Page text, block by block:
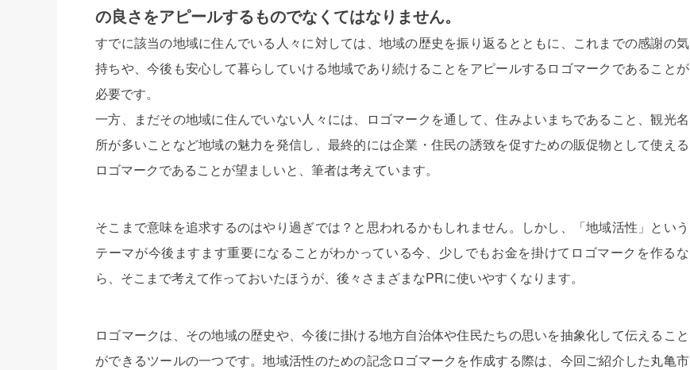
の良さをアピールするものでなくてはなりません。
すでに該当の地域に住んでいる人々に対しては、地域の歴史を振り返るとともに、これまでの感謝の気
持ちや、今後も安心して暮らしていける地域であり続けることをアピールするロゴマークであることが
必要です。
一方、まだその地域に住んでいない人々には、ロゴマークを通して、住みよいまちであること、観光名
所が多いことなど地域の魅力を発信し、最終的には企業・住民の誘致を促すための販促物として使える
ロゴマークであることが望ましいと、筆者は考えています。
そこまで意味を追求するのはやり過ぎでは？と思われるかもしれません。しかし、「地域活性」という
テーマが今後ますます重要になることがわかっている今、少しでもお金を掛けてロゴマークを作るな
ら、そこまで考えて作っておいたほうが、後々さまざまなPRに使いやすくなります。
ロゴマークは、その地域の歴史や、今後に掛ける地方自治体や住民たちの思いを抽象化して伝えること
ができるツールの一つです。地域活性のための記念ロゴマークを作成する際は、今回ご紹介した丸亀市